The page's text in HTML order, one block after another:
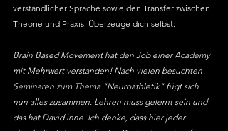
verständlicher Sprache sowie den Transfer zwischen
Theorie und Praxis. Überzeuge dich selbst:
Brain Based Movement hat den Job einer Academy
mit Mehrwert verstanden! Nach vielen besuchten
Seminaren zum Thema "Neuroathletik" fügt sich
nun alles zusammen. Lehren muss gelernt sein und
das hat David inne. Ich denke, dass hier jeder